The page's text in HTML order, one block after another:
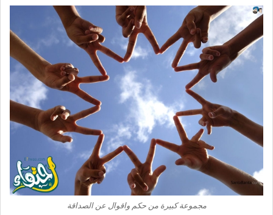
مجموعة كبيرة من حكم واقوال عن الصداقة